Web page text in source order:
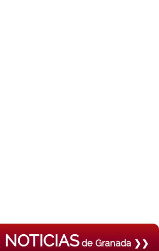
NOTICIASde Granada ❯❯